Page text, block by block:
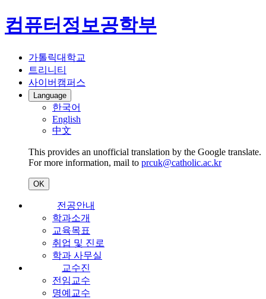
컴퓨터정보공학부
가톨릭대학교
트리니티
사이버캠퍼스
Language
한국어
English
中文
This provides an unofficial translation by the Google translate.
For more information, mail to prcuk@catholic.ac.kr
OK
전공안내
학과소개
교육목표
취업 및 진로
학과 사무실
교수진
전임교수
명예교수